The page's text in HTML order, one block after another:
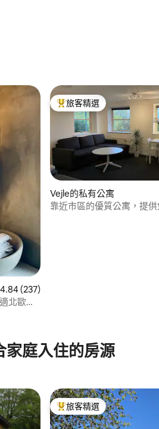
237 則評價中獲得 4.84 的平均評分（滿
4.84 (237)
北歐公
旅客精選榜首
旅客精選
Vejle的私有公寓
靠近市區的優質公寓，提
家庭入住的房源
旅客精選榜首
旅客精選